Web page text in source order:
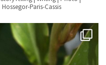
Hossegor-Paris-Cassis